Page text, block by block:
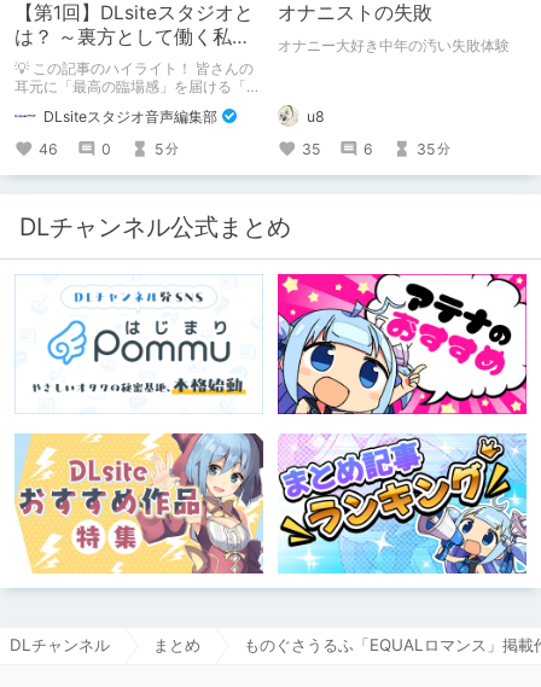
【第1回】DLsiteスタジオと
は？ ～裏方として働く私た
ちの紹介
💡 この記事のハイライト！ 皆さんの
耳元に「最高の臨場感」を届ける「サ
ウンドエンジニアの仕事」のリアルな
舞台裏を大公開！ スマートな専門
職……と思いきや、実態は「音の変態
（褒め言葉）」が集まるチーム！？
成人男性スタッフがダミヘに抱きつ
る超大真面目な理由とは？ クオリテ
ィ向上のための、ちょっとシュールな
DLsiteスタジオ音声編集部
46
0 5分
オナニストの失敗
オナニー大好き中年の汚い失敗体験
u8
35
6 35分
DLチャンネル公式まとめ
DLチャンネル まとめ ものぐさうるふ「EQUALロマンス」掲